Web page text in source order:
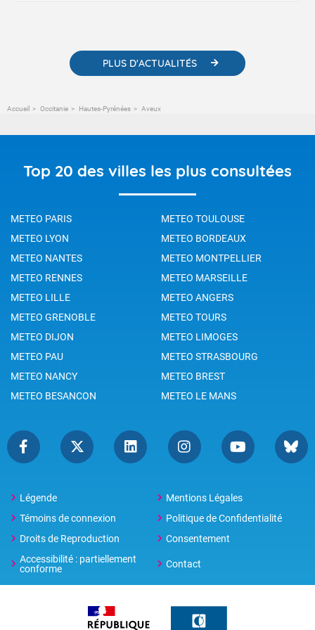
PLUS D'ACTUALITÉS
Accueil Occitanie Hautes-Pyrénées Aveux
Top 20 des villes les plus consultées
METEO PARIS
METEO TOULOUSE
METEO LYON
METEO BORDEAUX
METEO NANTES
METEO MONTPELLIER
METEO RENNES
METEO MARSEILLE
METEO LILLE
METEO ANGERS
METEO GRENOBLE
METEO TOURS
METEO DIJON
METEO LIMOGES
METEO PAU
METEO STRASBOURG
METEO NANCY
METEO BREST
METEO BESANCON
METEO LE MANS
Légende
Mentions Légales
Témoins de connexion
Politique de Confidentialité
Droits de Reproduction
Consentement
Accessibilité : partiellement
conforme
Contact